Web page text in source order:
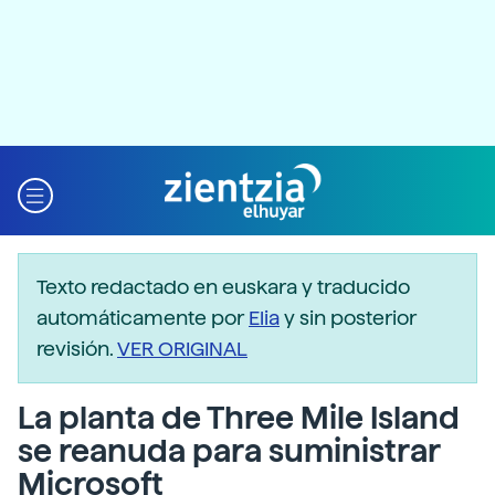
Texto redactado en euskara y traducido
automáticamente porEliay sin posterior
revisión.VER ORIGINAL
La planta de Three Mile Island
se reanuda para suministrar
Microsoft